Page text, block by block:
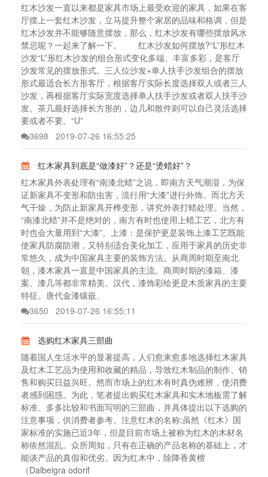
红木沙发一直以来都是家具市场上最受欢迎的家具，如果在客
厅摆上一套红木沙发，立马提升整个家居的品味和格调，但是
红木沙发并不能够随意摆放，那么，红木沙发有哪些摆放风水
禁忌呢？一起来了解一下。 红木沙发如何摆放?“L”形红木
沙发“L”形红木沙发的组合形式变化多端、丰富多彩，是客厅
沙发常见的摆放形式。三人位沙发+单人扶手沙发组合的摆放
形式最适合长方形客厅，根据客厅实际长度选择双人或者三人
沙发，再根据客厅实际宽度选择单人扶手沙发或者双人扶手沙
发。茶几最好选择长方形的，边几和散件则可以自己灵活选择
要或者不要。“U”
3698
2019-07-26 16:55:25
红木家具到底是“做漆好”？还是“烫蜡好”？
红木家具外表处理有“南漆北蜡”之说，即南方天气潮湿，为保
证新家具不变形和防虫害，流行用“大漆”进行外饰。而北方天
气干燥，为防止新家具开榫变形，讲究外表打蜡处理。当然，
“南漆北蜡”并不是绝对的，南方有时也使用上蜡工艺，北方有
时也会大量用到“大漆”。上漆：是保护更是装饰上漆工艺既能
使家具防腐防潮，又特别适合美化加工，应用于家具的历史非
常悠久，成为中国家具主要的装饰方法。从商周时期至南北
朝，漆木家具一直是中国家具的主流。商周时期的漆箱、漆
案、漆几等都非常精美。汉代，漆饰彩绘更是木质家具的主要
特征。唐代金漆镶嵌、
3650
2019-07-26 16:55:11
选购红木家具三部曲
随着国人生活水平的显著提高，人们愈来愈多地选择红木家具
及红木工艺品为使用和收藏的精品，导致红木制品的制作、销
售和购买日益兴旺。然而市场上的红木有时真伪难辨，使消费
者感到困惑。为此，笔者提出购买红木家具和实木地板需了解
标准、多多比较和书面写明的三部曲，并具体提出以下选购的
注意事项，供消费者参考。注意红木的名称:虽然《红木》国
家标准的实施已近3年，但是目前市场上被称为红木的木材名
称依然混乱。众所周知，只有在正确的产品名称的基础上，才
能谈产品的真假和优劣。因为红木中，除降香黄檀
（Dalbeigra odorif